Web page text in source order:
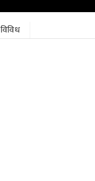
विविध